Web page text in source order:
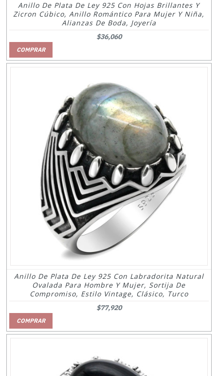
Anillo De Plata De Ley 925 Con Hojas Brillantes Y
Zicron Cúbico, Anillo Romántico Para Mujer Y Niña,
Alianzas De Boda, Joyería
$36,060
COMPRAR
Anillo De Plata De Ley 925 Con Labradorita Natural
Ovalada Para Hombre Y Mujer, Sortija De
Compromiso, Estilo Vintage, Clásico, Turco
$77,920
COMPRAR